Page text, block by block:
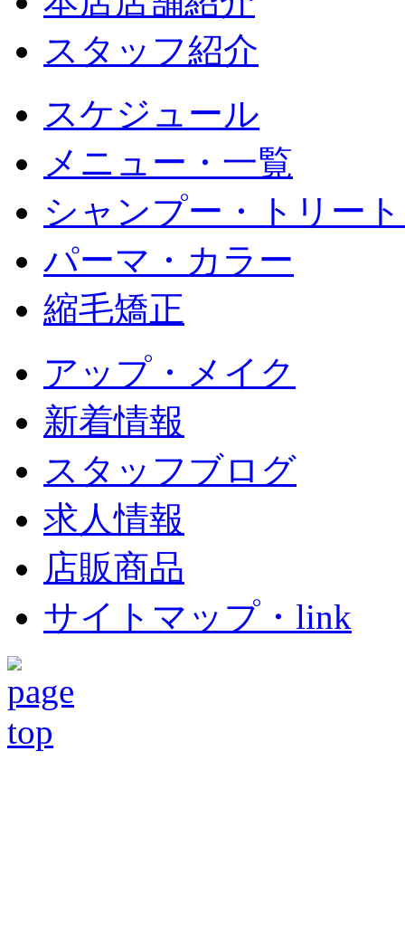
スタッフ紹介
スケジュール
メニュー・一覧
シャンプー・トリー
パーマ・カラー
縮毛矯正
アップ・メイク
新着情報
スタッフブログ
求人情報
店販商品
サイトマップ・link